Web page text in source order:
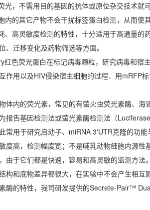
光，不需用目的基因的抗体或原位杂交技术就
内的其它产物不会干扰标签蛋白检测，从而使
、高灵敏度检测的特性，十分适用于高通量的
、迁移变化及药物筛选等方面。
红色荧光蛋白在标记病毒颗粒，研究病毒和宿
作用以及HIV侵染宿主细胞的过程．用mRFP
体内的荧光素，常见的有萤火虫荧光素酶、
报告基因检测法或萤光素酶检测法（
常用于研究启动子、miRNA 3'UTR克隆的功
度高，检测幅度宽；不是哺乳动物细胞内源
由于它们都是快速，容易和高灵敏的监测方
构和底物差异都很大，在实验中不会产生相互
酶的特性，我司研发提供的Secrete-Pair™